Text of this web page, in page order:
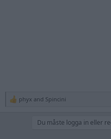
R
phyx and Spincini
Du måste logga in eller